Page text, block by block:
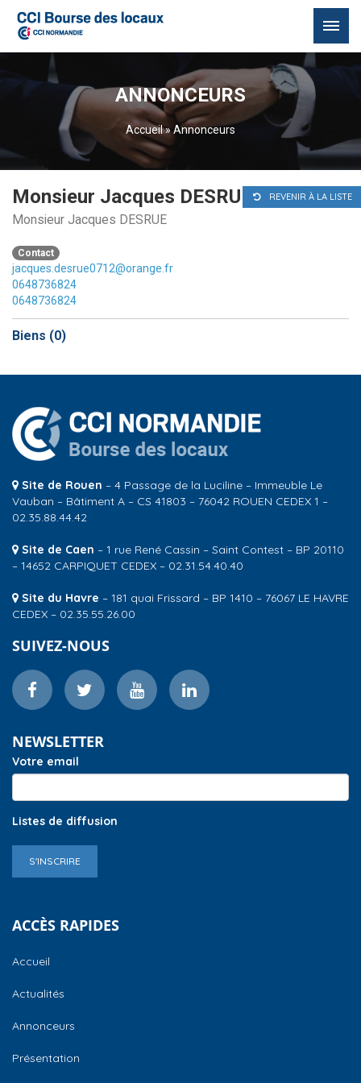
ANNONCEURS
Accueil»Annonceurs
REVENIR À LA LISTE
Monsieur Jacques DESRUE
Monsieur Jacques DESRUE
Contact
jacques.desrue0712@orange.fr
0648736824
0648736824
Biens (0)
Site de Rouen – 4 Passage de la Luciline – Immeuble Le
Vauban – Bâtiment A – CS 41803 – 76042 ROUEN CEDEX 1 –
02.35.88.44.42
Site de Caen – 1 rue René Cassin – Saint Contest – BP 20110
– 14652 CARPIQUET CEDEX – 02.31.54.40.40
Site du Havre – 181 quai Frissard – BP 1410 – 76067 LE HAVRE
CEDEX – 02.35.55.26.00
SUIVEZ-NOUS
NEWSLETTER
Votre email
Listes de diffusion
S'INSCRIRE
ACCÈS RAPIDES
Accueil
Actualités
Annonceurs
Présentation